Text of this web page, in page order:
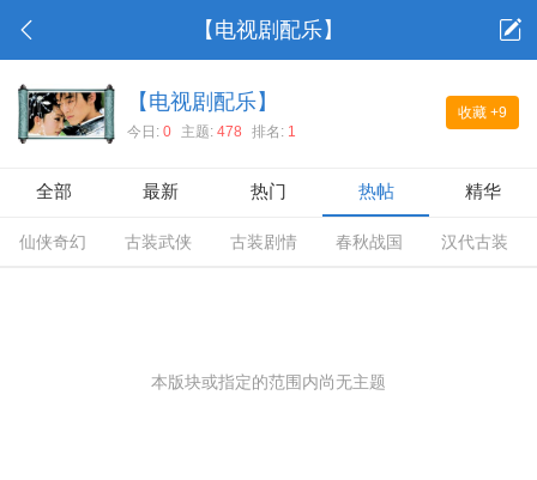
【电视剧配乐】
收藏 +9
【电视剧配乐】
今日: 0 主题: 478 排名: 1
全部 最新 热门 热帖 精华
仙侠奇幻 古装武侠 古装剧情 春秋战国 汉代古装
本版块或指定的范围内尚无主题